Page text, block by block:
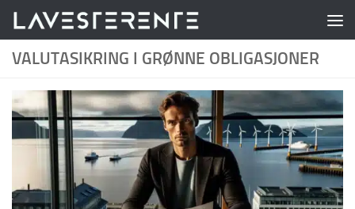
Skip to content
VALUTASIKRING I GRØNNE OBLIGASJONER